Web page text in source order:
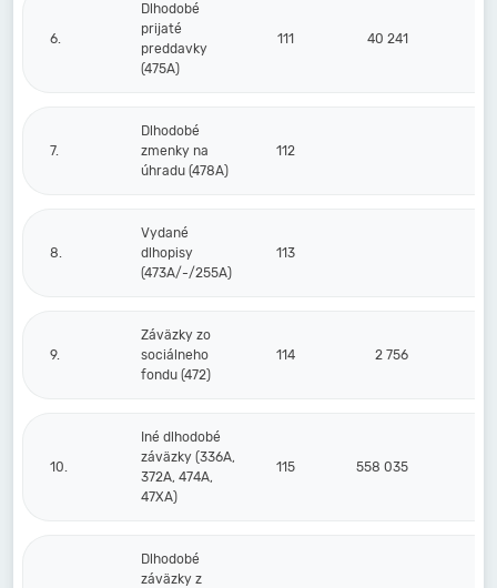
6.
Dlhodobé
prijaté
preddavky
(475A)
111 40 241
7.
Dlhodobé
zmenky na
úhradu (478A)
112
8.
Vydané
dlhopisy
(473A/-/255A)
113
9.
Záväzky zo
sociálneho
fondu (472)
114 2 756
10.
Iné dlhodobé
záväzky (336A,
372A, 474A,
47XA)
115 558 035
Dlhodobé
záväzky z